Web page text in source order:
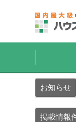
お知らせ
掲載情報